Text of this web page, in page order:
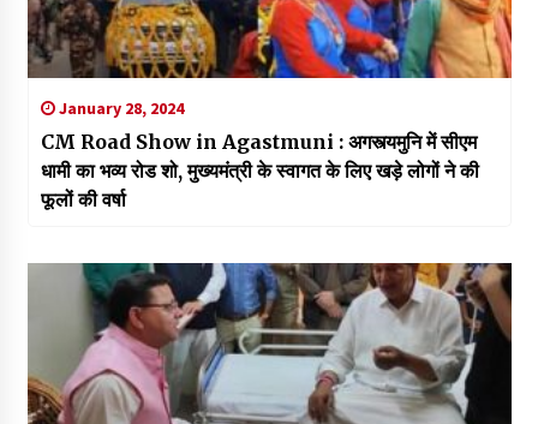
January 28, 2024
CM Road Show in Agastmuni : अगस्त्यमुनि में सीएम
धामी का भव्य रोड शो, मुख्यमंत्री के स्वागत के लिए खड़े लोगों ने की
फूलों की वर्षा